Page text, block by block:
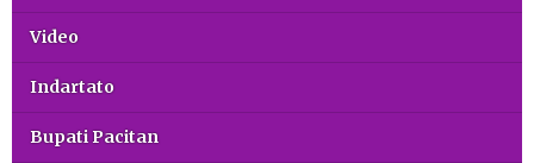
Video
Indartato
Bupati Pacitan